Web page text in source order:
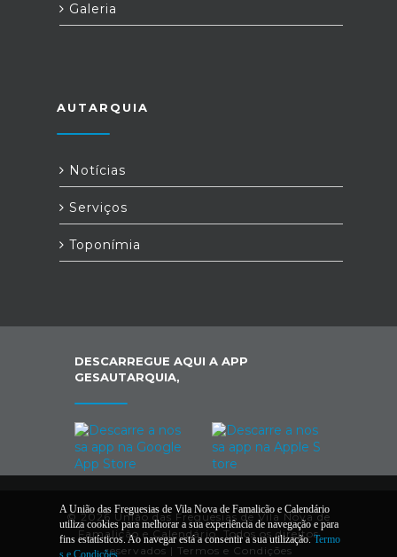
Galeria
AUTARQUIA
Notícias
Serviços
Toponímia
DESCARREGUE AQUI A APP
GESAUTARQUIA,
© 2026 União das Freguesias de Vila Nova de
Famalicão e Calendário. Todos os direitos
reservados | Termos e Condições
A União das Freguesias de Vila Nova de Famalicão e Calendário
utiliza cookies para melhorar a sua experiência de navegação e para
fins estatísticos. Ao navegar está a consentir a sua utilização.Termo
s e Condições